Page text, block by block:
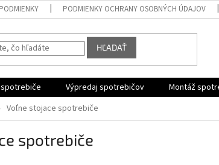
PODMIENKY OCHRANY OSOBNÝCH ÚDAJOV
HĽADAŤ
Výpredaj spotrebičov Montáž
Voľne stojace spotrebiče
spotrebiče